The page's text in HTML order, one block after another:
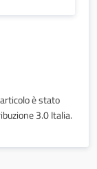
è stato
3.0 Italia.